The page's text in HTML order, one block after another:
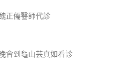
正儒醫師代診
會到龜山芸真如看診